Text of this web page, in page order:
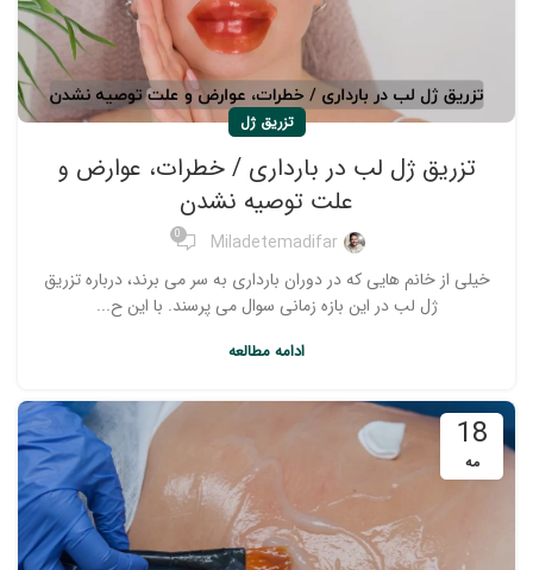
تزریق ژل
تزریق ژل لب در بارداری / خطرات، عوارض و
علت توصیه نشدن
Miladetemadifar
0
خیلی از خانم هایی که در دوران بارداری به سر می برند، درباره تزریق
ژل لب در این بازه زمانی سوال می پرسند. با این ح...
ادامه مطالعه
18
مه